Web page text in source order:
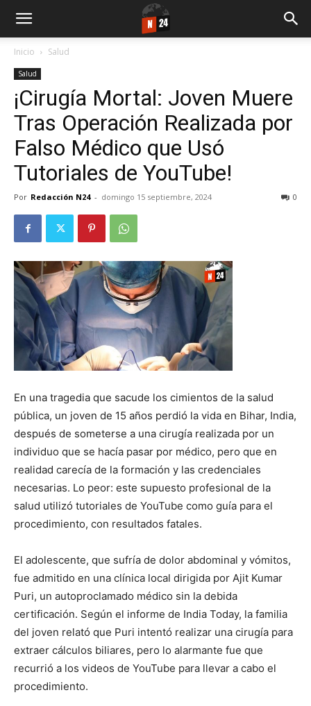
Inicio Salud
Salud
¡Cirugía Mortal: Joven Muere
Tras Operación Realizada por
Falso Médico que Usó
Tutoriales de YouTube!
Por Redacción N24 - domingo 15 septiembre, 2024 0
En una tragedia que sacude los cimientos de la salud
pública, un joven de 15 años perdió la vida en Bihar, India,
después de someterse a una cirugía realizada por un
individuo que se hacía pasar por médico, pero que en
realidad carecía de la formación y las credenciales
necesarias. Lo peor: este supuesto profesional de la
salud utilizó tutoriales de YouTube como guía para el
procedimiento, con resultados fatales.
El adolescente, que sufría de dolor abdominal y vómitos,
fue admitido en una clínica local dirigida por Ajit Kumar
Puri, un autoproclamado médico sin la debida
certificación. Según el informe de India Today, la familia
del joven relató que Puri intentó realizar una cirugía para
extraer cálculos biliares, pero lo alarmante fue que
recurrió a los videos de YouTube para llevar a cabo el
procedimiento.